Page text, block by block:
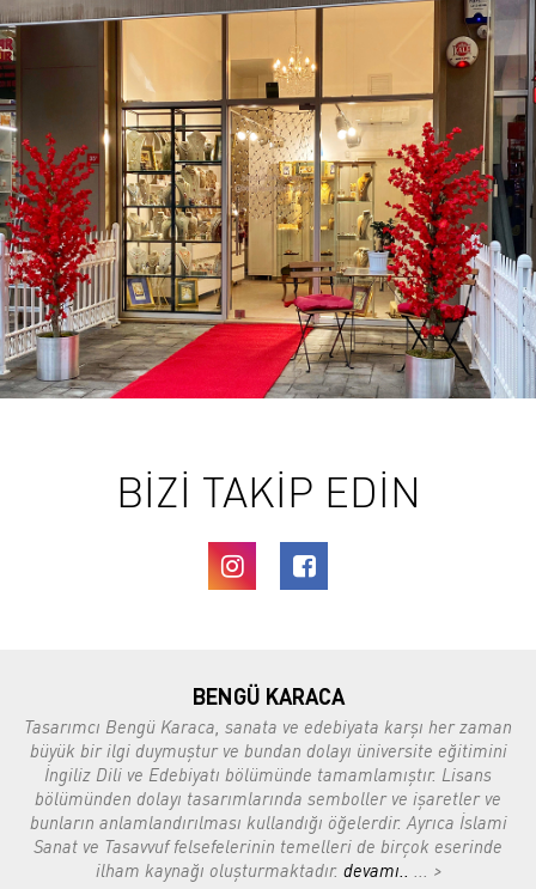
BİZİ TAKİP EDİN
BENGÜ KARACA
Tasarımcı Bengü Karaca, sanata ve edebiyata karşı her zaman
büyük bir ilgi duymuştur ve bundan dolayı üniversite eğitimini
İngiliz Dili ve Edebiyatı bölümünde tamamlamıştır. Lisans
bölümünden dolayı tasarımlarında semboller ve işaretler ve
bunların anlamlandırılması kullandığı öğelerdir. Ayrıca İslami
Sanat ve Tasavvuf felsefelerinin temelleri de birçok eserinde
ilham kaynağı oluşturmaktadır. devamı.. ... >